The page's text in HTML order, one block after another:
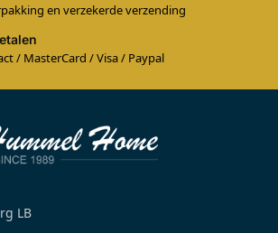
en verzekerde verzending
/ MasterCard / Visa / Paypal
LB